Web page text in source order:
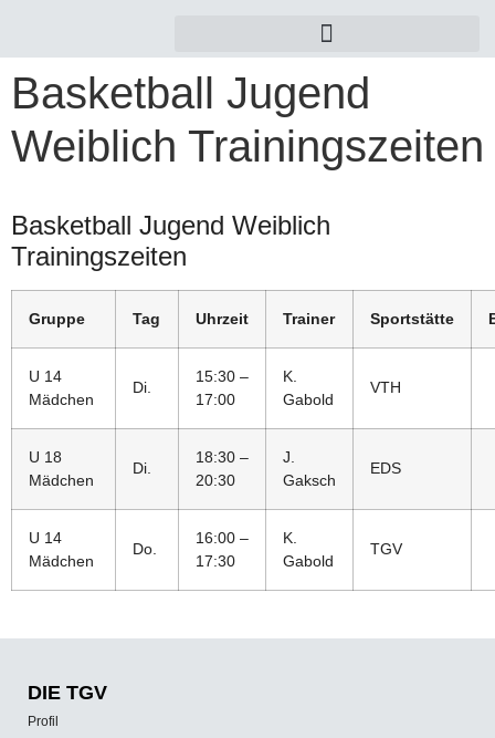
Basketball Jugend
Weiblich Trainingszeiten
Basketball Jugend Weiblich
Trainingszeiten
Gruppe Tag Uhrzeit Trainer Sportstätte
U 14
Mädchen
Di.
15:30 –
17:00
K.
Gabold
VTH
U 18
Mädchen
Di.
18:30 –
20:30
J.
Gaksch
EDS
U 14
Mädchen
Do.
16:00 –
17:30
K.
Gabold
TGV
DIE TGV
Profil